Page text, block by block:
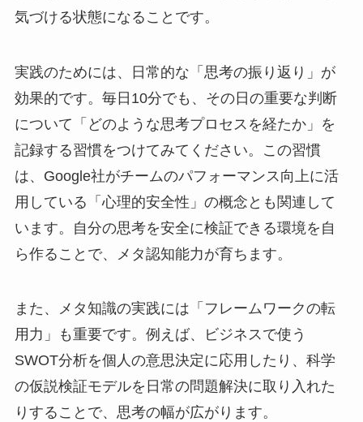
気づける状態になることです。
実践のためには、日常的な「思考の振り返り」が
効果的です。毎日10分でも、その日の重要な判断
について「どのような思考プロセスを経たか」を
記録する習慣をつけてみてください。この習慣
は、Google社がチームのパフォーマンス向上に活
用している「心理的安全性」の概念とも関連して
います。自分の思考を安全に検証できる環境を自
ら作ることで、メタ認知能力が育ちます。
また、メタ知識の実践には「フレームワークの転
用力」も重要です。例えば、ビジネスで使う
SWOT分析を個人の意思決定に応用したり、科学
の仮説検証モデルを日常の問題解決に取り入れた
りすることで、思考の幅が広がります。